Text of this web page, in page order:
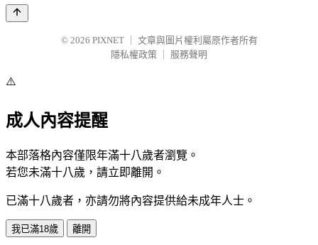
© 2026 PIXNET
文章與圖片權利屬原作者所有
隱私權政策
服務聲明
⚠️
成人內容提醒
本部落格內容僅限年滿十八歲者瀏覽。
若您未滿十八歲，請立即離開。
已滿十八歲者，亦請勿將內容提供給未成年人士。
我已滿18歲 離開